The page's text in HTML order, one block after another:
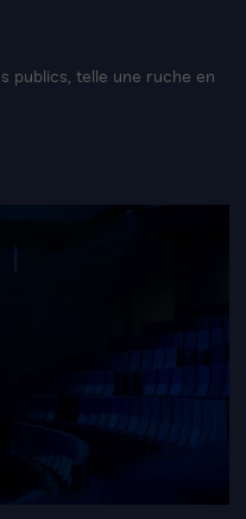
publics, telle une ruche en